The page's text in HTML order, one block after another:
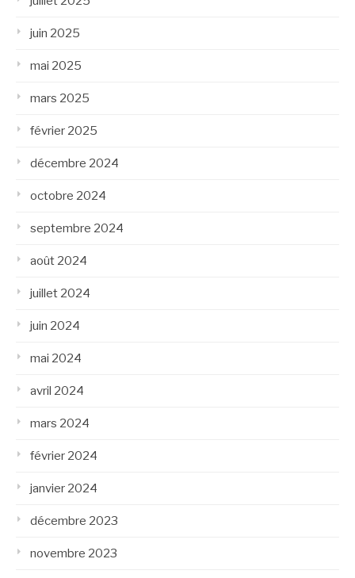
juin 2025
mai 2025
mars 2025
février 2025
décembre 2024
octobre 2024
septembre 2024
août 2024
juillet 2024
juin 2024
mai 2024
avril 2024
mars 2024
février 2024
janvier 2024
décembre 2023
novembre 2023